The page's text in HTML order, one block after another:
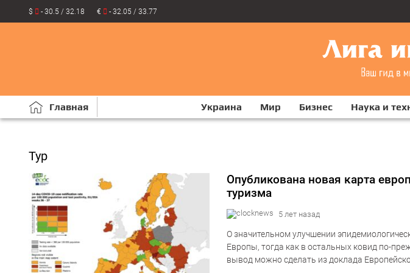
$ - 30.5 / 32.18 € - 32.05 / 33.77
Главная Украина Мир Бизнес Наука и
Тур
Опубликована новая карта
туризма
5 лет назад
О значительном улучшении
Европы, тогда как в остальных ковид по-
вывод можно сделать из доклада